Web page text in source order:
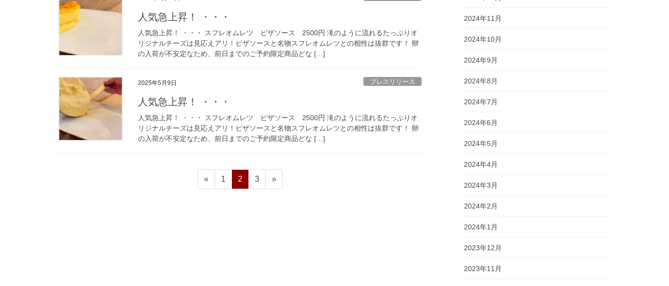
人気急上昇！ ・・・
人気急上昇！ ・・・ スフレオムレツ ピザソース 2500円 滝のように流れるたっぷりオ
リジナルチーズは見応えアリ！ピザソースと名物スフレオムレツとの相性は抜群です！ 卵
の入荷が不安定なため、前日までのご予約限定商品どな […]
2025年5月9日 プレスリリース
人気急上昇！ ・・・
人気急上昇！ ・・・ スフレオムレツ ピザソース 2500円 滝のように流れるたっぷりオ
リジナルチーズは見応えアリ！ピザソースと名物スフレオムレツとの相性は抜群です！ 卵
の入荷が不安定なため、前日までのご予約限定商品どな […]
«
ペ
ー
1
ペ
ー
2
ペ
ー
3 »
2024年11月
2024年10月
2024年9月
2024年8月
2024年7月
2024年6月
2024年5月
2024年4月
2024年3月
2024年2月
2024年1月
2023年12月
2023年11月